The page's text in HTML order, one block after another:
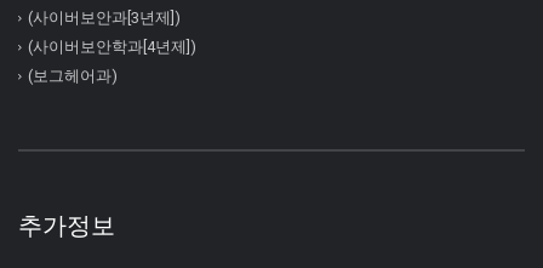
(사이버보안과[3년제])
(사이버보안학과[4년제])
(보그헤어과)
추가정보